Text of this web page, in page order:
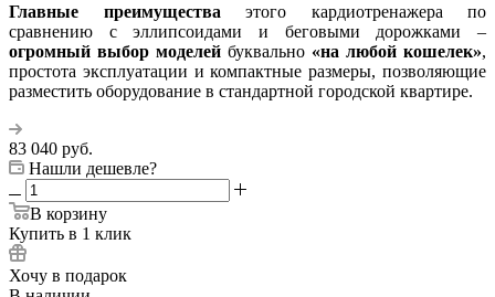
Главные преимущества этого кардиотренажера по
сравнению с эллипсоидами и беговыми дорожками –
огромный выбор моделей буквально «на любой кошелек»,
простота эксплуатации и компактные размеры, позволяющие
разместить оборудование в стандартной городской квартире.
83 040 руб.
Нашли дешевле?
В корзину
Купить в 1 клик
Хочу в подарок